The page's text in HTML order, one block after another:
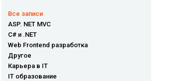
Все записи
ASP. NET MVC
C# и .NET
Web Frontend разработка
Другое
Карьера в IT
IT образование